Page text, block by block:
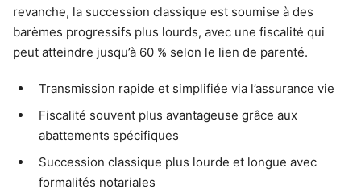
revanche, la succession classique est soumise à des
barèmes progressifs plus lourds, avec une fiscalité qui
peut atteindre jusqu’à 60 % selon le lien de parenté.
Transmission rapide et simplifiée via l’assurance vie
Fiscalité souvent plus avantageuse grâce aux
abattements spécifiques
Succession classique plus lourde et longue avec
formalités notariales